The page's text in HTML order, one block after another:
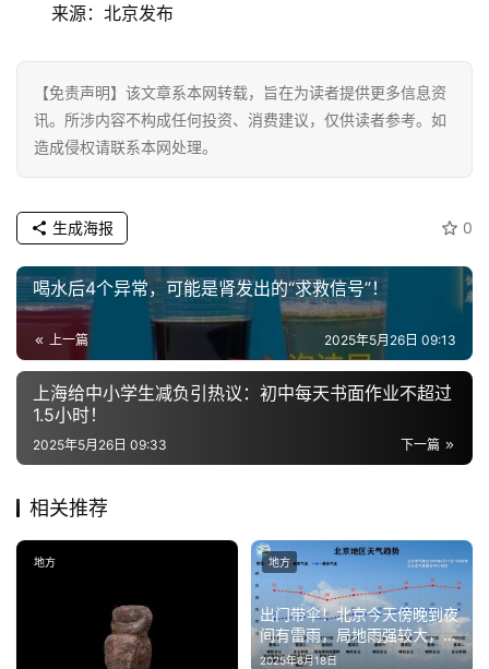
消
费
生
活
科
技
财
教
育
题
注册
来源：北京发布
【免责声明】该文章系本网转载，旨在为读者提供更多信息资
讯。所涉内容不构成任何投资、消费建议，仅供读者参考。如
造成侵权请联系本网处理。
0
生成海报
喝水后4个异常，可能是肾发出的“求救信号”！
上一篇 2025年5月26日 09:13
上海给中小学生减负引热议：初中每天书面作业不超过
1.5小时！
下一篇
2025年5月26日 09:33
相关推荐
地方
出门带伞！北京今天傍晚到夜
间有雷雨，局地雨强较大，影
响晚高峰
2025年6月18日
地方